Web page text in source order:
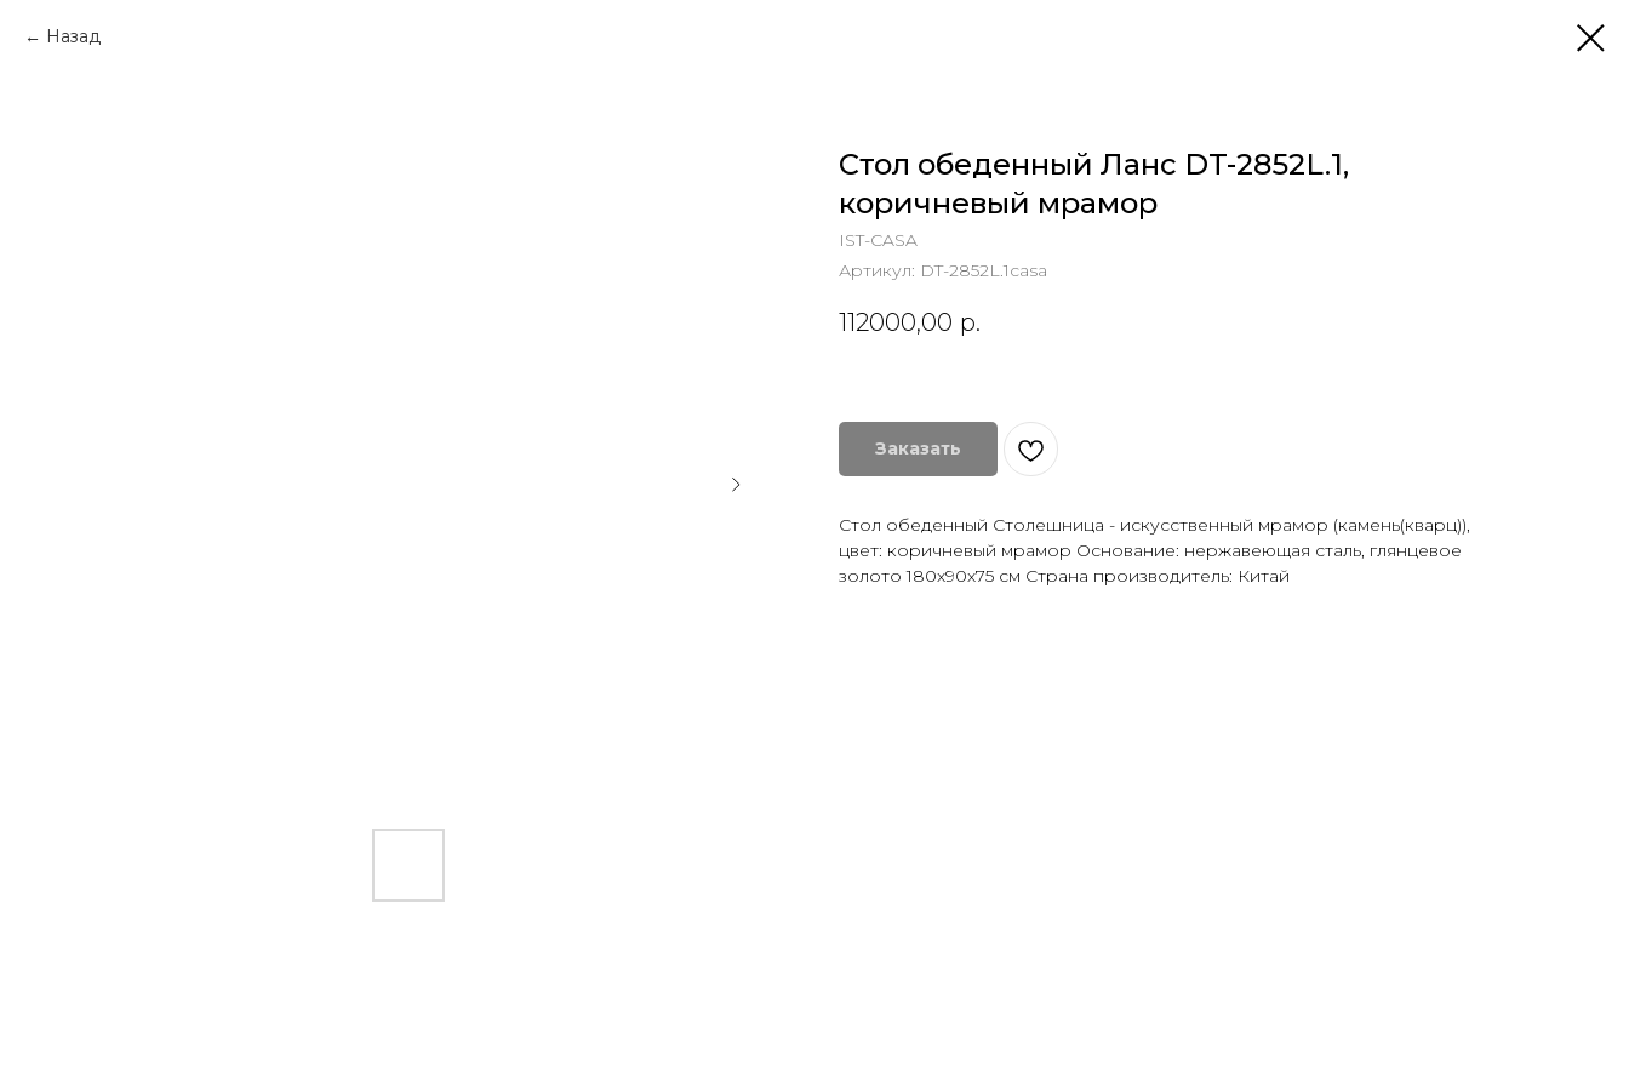
Назад
Стол обеденный Ланс DT-2852L.1,
коричневый мрамор
IST-CASA
Артикул: DT-2852L.1casa
112000,00 р.
Заказать
Стол обеденный Столешница - искусственный мрамор (камень(кварц)),
цвет: коричневый мрамор Основание: нержавеющая сталь, глянцевое
золото 180х90х75 см Страна производитель: Китай